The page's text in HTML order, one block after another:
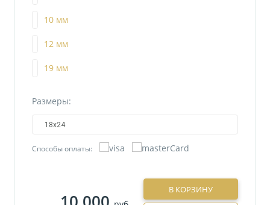
10 мм
12 мм
19 мм
Размеры:
18х24
Способы оплаты:
В КОРЗИНУ